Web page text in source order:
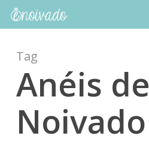
Skip
content
Tag
Anéis de
Noivado